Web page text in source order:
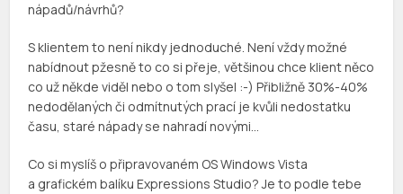
nápadů/návrhů?
S klientem to není nikdy jednoduché. Není vždy možné
nabídnout pžesně to co si přeje, většinou chce klient něco
co už někde viděl nebo o tom slyšel :-) Přibližně 30%-40%
nedodělaných či odmítnutých prací je kvůli nedostatku
času, staré nápady se nahradí novými…
Co si myslíš o připravovaném OS Windows Vista
a grafickém balíku Expressions Studio? Je to podle tebe